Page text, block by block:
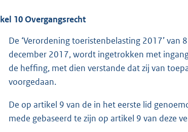
10 Overgangsrecht
De ‘Verordening toeristenbelasting 2017’
december 2017, wordt ingetrokken met
de heffing, met dien verstande dat zij van
voorgedaan.
De op artikel 9 van de in het eerste lid
mede gebaseerd te zijn op artikel 9 van deze